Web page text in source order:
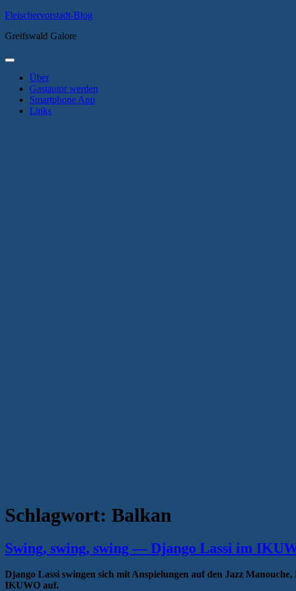
Zum
springen
Fleischervorstadt-Blog
Greifswald Galore
Primäres
Über
Gastautor werden
Smartphone App
Links
Schlagwort: Balkan
Swing, swing, swing — Django Lassi im
Django Lassi swingen sich mit Anspielungen auf den Jazz
IKUWO auf.